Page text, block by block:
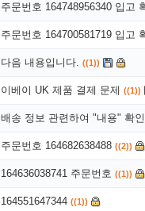
주문번호 164748956340 입고
주문번호 164700581719 입고
다음 내용입니다. ((1))
이베이 UK 제품 결제 문제 ((1))
배송 정보 관련하여 "내용" 확
주문번호 164682638488 ((2))
164636038741 주문번호 ((1))
164551647344 ((1))